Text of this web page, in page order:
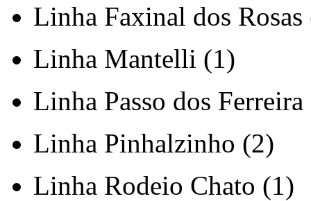
Linha Faxinal dos Rosas
Linha Mantelli (1)
Linha Passo dos
Linha Pinhalzinho (2)
Linha Rodeio Chato (1)